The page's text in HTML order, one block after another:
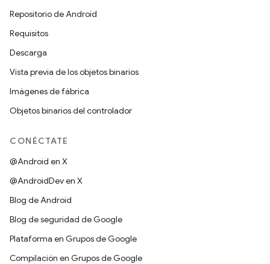
Repositorio de Android
Requisitos
Descarga
Vista previa de los objetos binarios
Imágenes de fábrica
Objetos binarios del controlador
CONÉCTATE
@Android en X
@AndroidDev en X
Blog de Android
Blog de seguridad de Google
Plataforma en Grupos de Google
Compilación en Grupos de Google